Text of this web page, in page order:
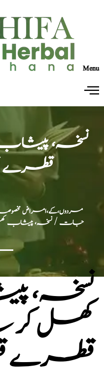
Menu
نسخہ،
قطرے
مردوں،کے،امراض
جات / نسخہ، پیشاب
نسخہ،
کھل کر
قطرے